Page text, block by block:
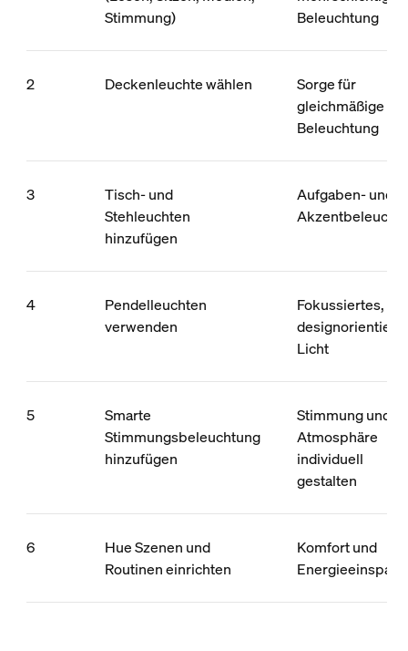
Stimmung)
Beleuchtung
2 Deckenleuchte wählen
Sorge für
gleichmäßige
Beleuchtung
3
Tisch- und
Stehleuchten
hinzufügen
Aufgaben- und
4
Pendelleuchten
verwenden
Fokussiertes,
Licht
5
Smarte
Stimmungsbeleuchtung
hinzufügen
Stimmung und
Atmosphäre
individuell
gestalten
6
Hue Szenen und
Routinen einrichten
Komfort und